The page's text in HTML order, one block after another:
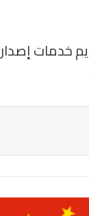
خدمات إصدار